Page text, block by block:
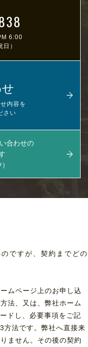
6:00
）
内容を
さい
合わせの
ですが、契約までどの
ムページ上のお申し込
法、又は、弊社ホーム
ドし、必要事項をご記
方法です。弊社へ直接来
ません。その後の契約